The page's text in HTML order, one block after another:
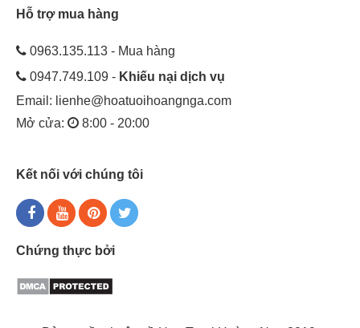
Hỗ trợ mua hàng
0963.135.113 - Mua hàng
0947.749.109 - Khiếu nại dịch vụ
Email: lienhe@hoatuoihoangnga.com
Mở cửa:
8:00 - 20:00
Kết nối với chúng tôi
Chứng thực bởi